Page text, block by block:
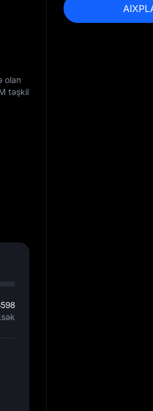
olan
təşkil